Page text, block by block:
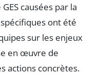
causées par la
ont été
sur les enjeux
en œuvre de
actions concrètes.